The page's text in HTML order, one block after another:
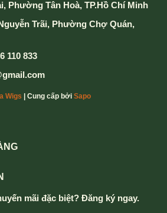
Phường Tân Hoà, TP.Hồ Chí Minh
Trãi, Phường Chợ Quán,
110 833
Wigs | Cung cấp bởi Sapo
mãi đặc biệt? Đăng ký ngay.